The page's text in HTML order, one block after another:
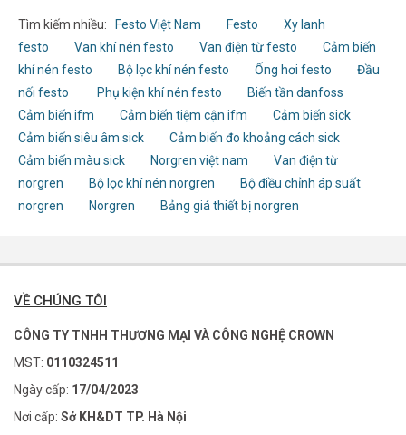
Tìm kiếm nhiều: Festo Việt Nam Festo
Xy lanh
festo
Van khí nén festo Van điện từ festo
Cảm biến
khí nén festo
Bộ lọc khí nén festo Ống hơi festo
Đầu
nối festo
Phụ kiện khí nén festo
Biến tần danfoss
Cảm biến ifm
Cảm biến tiệm cận ifm
Cảm biến sick
Cảm biến siêu âm sick
Cảm biến đo khoảng cách sick
Cảm biến màu sick
Norgren việt nam
Van điện từ
norgren
Bộ lọc khí nén norgren
Bộ điều chỉnh áp suất
norgren
Norgren Bảng giá thiết bị norgren
VỀ CHÚNG TÔI
CÔNG TY TNHH THƯƠNG MẠI VÀ CÔNG NGHỆ CROWN
MST: 0110324511
Ngày cấp: 17/04/2023
Nơi cấp: Sở KH&DT TP. Hà Nội